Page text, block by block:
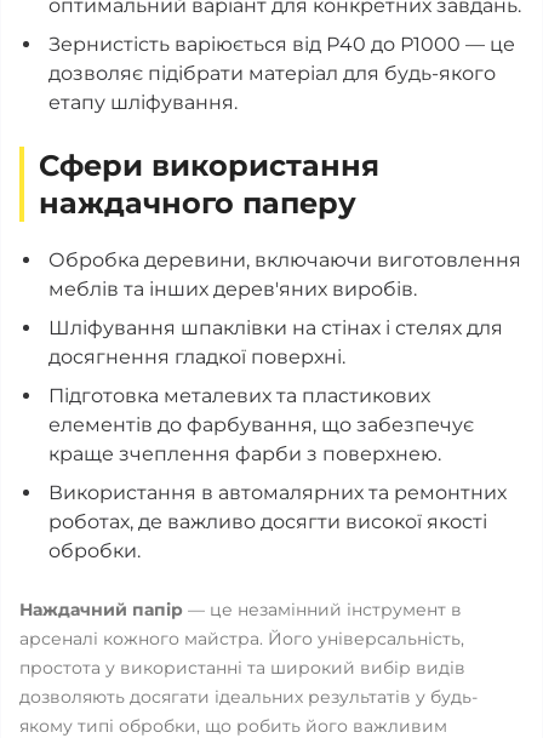
оптимальний варіант для конкретних завдань.
Зернистість варіюється від Р40 до Р1000 — це
дозволяє підібрати матеріал для будь-якого
етапу шліфування.
Сфери використання
наждачного паперу
Обробка деревини, включаючи виготовлення
меблів та інших дерев'яних виробів.
Шліфування шпаклівки на стінах і стелях для
досягнення гладкої поверхні.
Підготовка металевих та пластикових
елементів до фарбування, що забезпечує
краще зчеплення фарби з поверхнею.
Використання в автомалярних та ремонтних
роботах, де важливо досягти високої якості
обробки.
Наждачний папір — це незамінний інструмент в
арсеналі кожного майстра. Його універсальність,
простота у використанні та широкий вибір видів
дозволяють досягати ідеальних результатів у будь-
якому типі обробки, що робить його важливим